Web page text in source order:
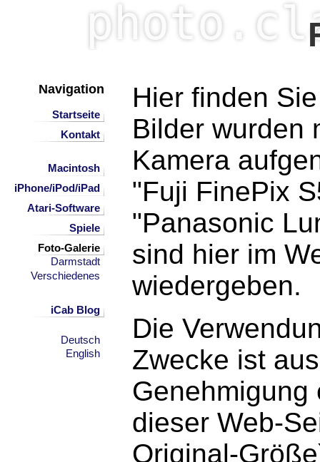
Navigation
Startseite
Kontakt
Macintosh
iPhone/iPod/iPad
Atari-Software
Spiele
Foto-Galerie
Darmstadt
Verschiedenes
iCab Blog
Deutsch
English
Hier finden
Bilder wurden
Kamera
"Fuji FinePix
"Panasonic
sind hier im
wiedergeben.
Die
Zwecke ist
dieser Web-
Original-